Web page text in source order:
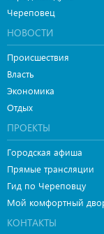
Череповец
НОВОСТИ
Происшествия
Власть
Экономика
Отдых
ПРОЕКТЫ
Городская афиша
Прямые трансляции
Гид по Череповцу
Мой комфортный
КОНТАКТЫ